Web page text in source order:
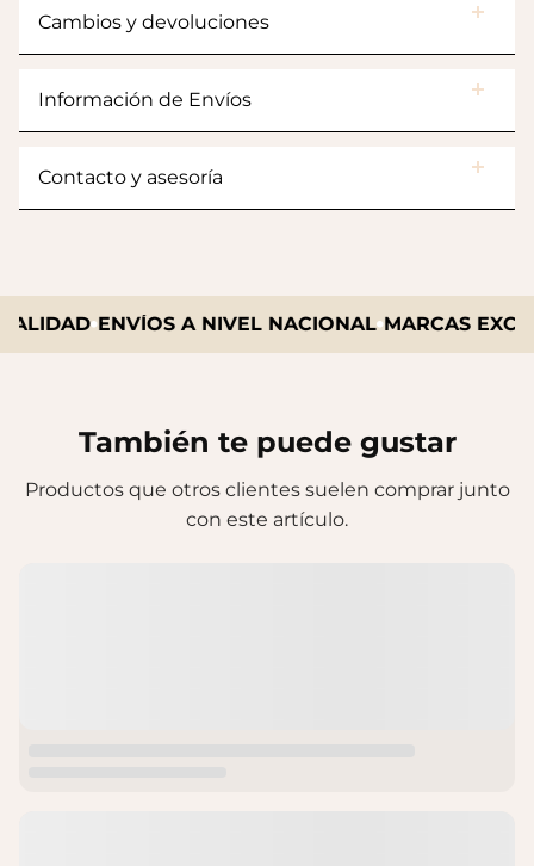
Cambios y devoluciones
Información de Envíos
Contacto y asesoría
ENVÍOS A NIVEL NACIONAL MARCAS
También te puede gustar
Productos que otros clientes suelen comprar junto
con este artículo.